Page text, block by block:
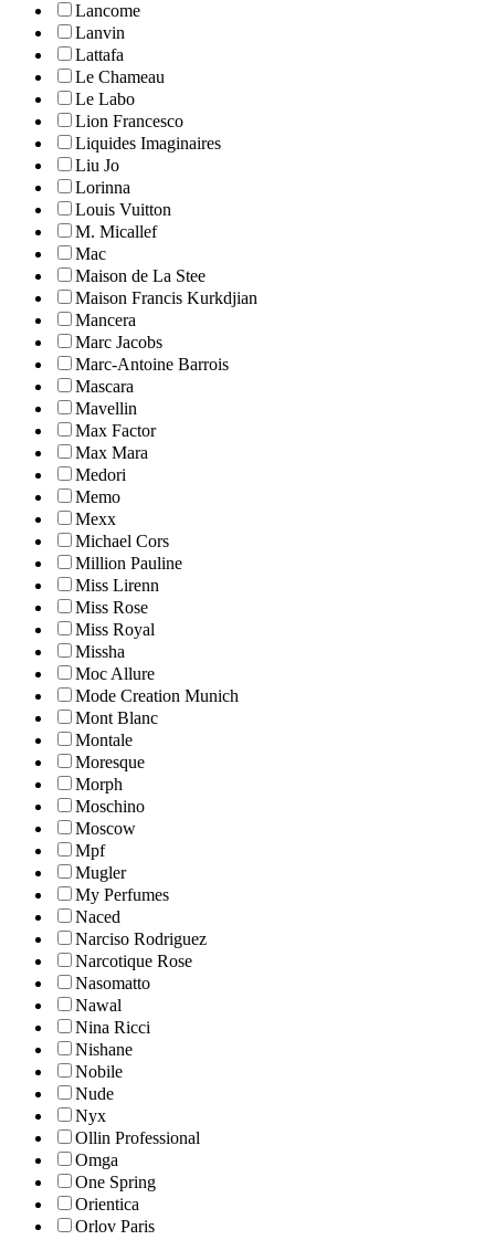
Lancome
Lanvin
Lattafa
Le Chameau
Le Labo
Lion Francesco
Liquides Imaginaires
Liu Jo
Lorinna
Louis Vuitton
M. Micallef
Mac
Maison de La Stee
Maison Francis Kurkdjian
Mancera
Marc Jacobs
Marc-Antoine Barrois
Mascara
Mavellin
Max Factor
Max Mara
Medori
Memo
Mexx
Michael Cors
Million Pauline
Miss Lirenn
Miss Rose
Miss Royal
Missha
Moc Allure
Mode Creation Munich
Mont Blanc
Montale
Moresque
Morph
Moschino
Moscow
Mpf
Mugler
My Perfumes
Naced
Narciso Rodriguez
Narcotique Rose
Nasomatto
Nawal
Nina Ricci
Nishane
Nobile
Nude
Nyx
Ollin Professional
Omga
One Spring
Orientica
Orlov Paris